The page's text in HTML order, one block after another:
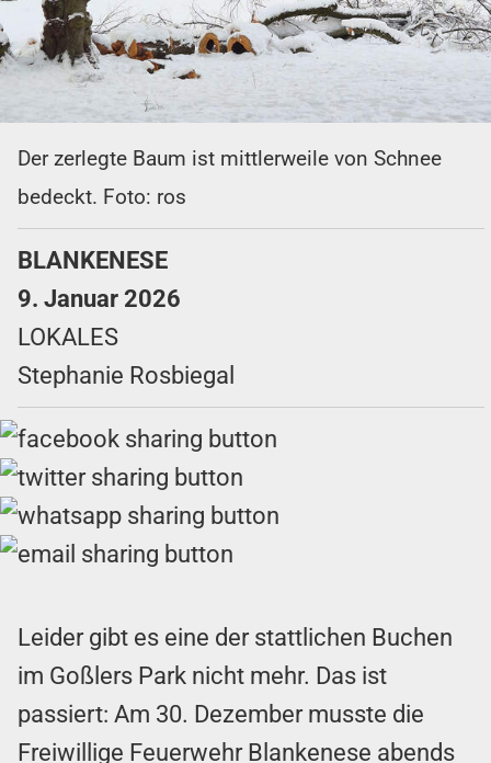
Der zerlegte Baum ist mittlerweile von Schnee
bedeckt. Foto: ros
BLANKENESE
9. Januar 2026
LOKALES
Stephanie Rosbiegal
Leider gibt es eine der stattlichen Buchen
im Goßlers Park nicht mehr. Das ist
passiert: Am 30. Dezember musste die
Freiwillige Feuerwehr Blankenese abends